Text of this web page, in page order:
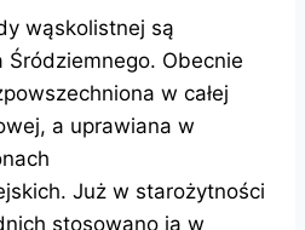
wąskolistnej są
Obecnie
w całej
a uprawiana w
Już w starożytności
stosowano ją w